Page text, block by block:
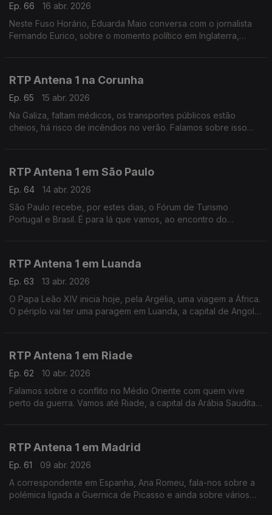
Ep. 66
16 abr. 2026
Neste Fuso Horário, Eduarda Maio conversa com o jornalista
Fernando Eurico, sobre o momento político em Inglaterra,
RTP Antena 1 na Corunha
Ep. 65
15 abr. 2026
Na Galiza, faltam médicos, os transportes públicos estão
cheios, há risco de incêndios no verão. Falamos sobre isso
RTP Antena 1 em São Paulo
Ep. 64
14 abr. 2026
São Paulo recebe, por estes dias, o Fórum de Turismo
Portugal e Brasil. É para lá que vamos, ao encontro do
RTP Antena 1 em Luanda
Ep. 63
13 abr. 2026
O Papa Leão XIV inicia hoje, pela Argélia, uma viagem a África.
O périplo vai ter uma paragem em Luanda, a capital de Angola,
RTP Antena 1 em Riade
Ep. 62
10 abr. 2026
Falamos sobre o conflito no Médio Oriente com quem vive
perto da guerra. Vamos até Riade, a capital da Arábia Saudita,
RTP Antena 1 em Madrid
Ep. 61
09 abr. 2026
A correspondente em Espanha, Ana Romeu, fala-nos sobre a
polémica ligada a Guernica de Picasso e ainda sobre vários